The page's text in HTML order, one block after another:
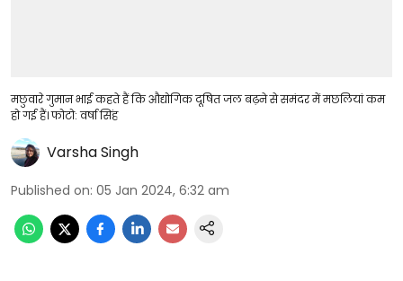
मछुवारे गुमान भाई कहते हैं कि औद्योगिक दूषित जल बढ़ने से समंदर में मछलियां कम
हो गई हैं। फोटो: वर्षा सिंह
Varsha Singh
Published on: 05 Jan 2024, 6:32 am